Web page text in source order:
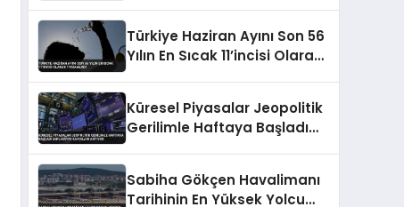
Türkiye Haziran Ayını Son 56
Yılın En Sıcak 11’incisi Olarak
Küresel Piyasalar Jeopolitik
Gerilimle Haftaya Başladı
Sabiha Gökçen Havalimanı
Tarihinin En Yüksek Yolcu